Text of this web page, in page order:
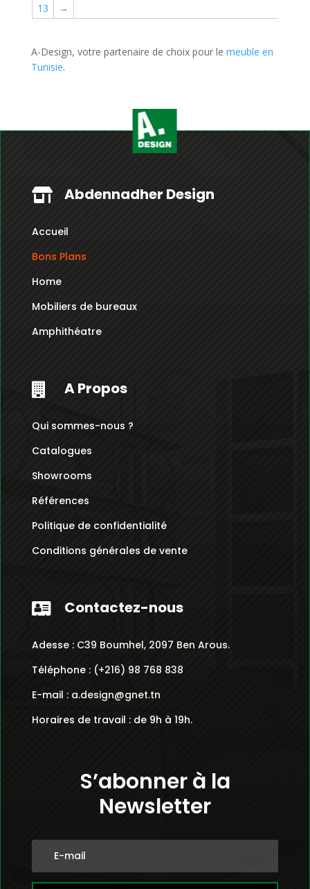
13
→
A-Design, votre partenaire de choix pour le meuble en
Tunisie.
 Abdennadher Design
Accueil
Bons Plans
Home
Mobiliers de bureaux
Amphithéatre
 A Propos
Qui sommes-nous ?
Catalogues
Showrooms
Références
Politique de confidentialité
Conditions générales de vente
 Contactez-nous
Adesse : C39 Boumhel, 2097 Ben Arous.
Téléphone :(+216) 98 768 838
E-mail : a.design@gnet.tn
Horaires de travail : de 9h à 19h.
S’abonner à la
Newsletter